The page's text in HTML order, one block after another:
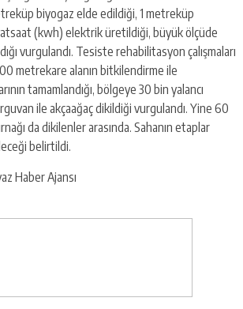
biyogaz elde edildiği, 1 metreküp
(kwh) elektrik üretildiği, büyük ölçüde
vurgulandı. Tesiste rehabilitasyon çalışmaları
metrekare alanın bitkilendirme ile
tamamlandığı, bölgeye 30 bin yalancı
ile akçaağaç dikildiği vurgulandı. Yine 60
da dikilenler arasında. Sahanın etaplar
belirtildi.
Haber Ajansı